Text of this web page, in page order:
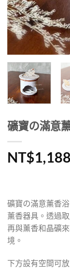
礦寶の滿意
NT$1,188
礦寶の滿意薰香
薰香器具。透過
再與薰香和晶礦
境。
下方設有空間可